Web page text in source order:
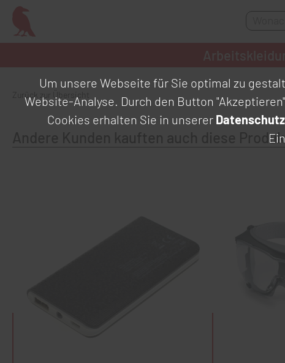
Andere Kunden kauften auch diese
Um unsere Webseite für Sie optimal zu
Website-Analyse. Durch den Button
Cookies erhalten Sie in unserer